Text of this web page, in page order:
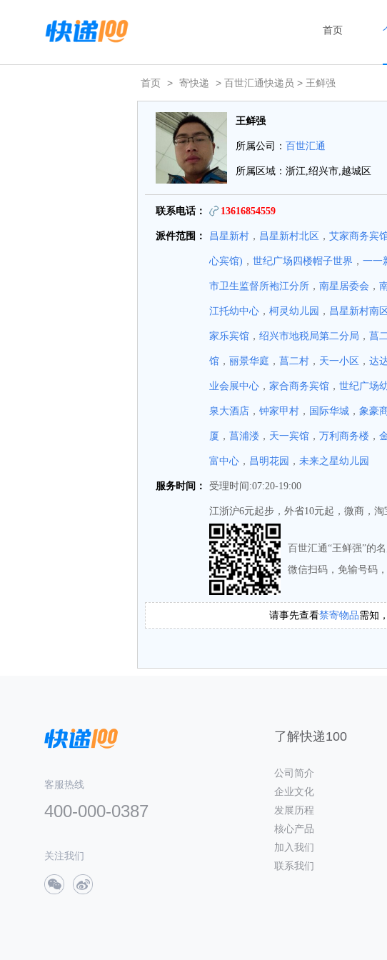
首页
首页 > 寄快递 > 百世汇通快递员 > 王鲜强
王鲜强
所属公司： 百世汇通
所属区域：浙江,绍兴市,越城区
联系电话： 13616854559
派件范围： 昌星新村 ， 昌星新村北区 ， 艾家商务宾
心宾馆) ， 世纪广场四楼帽子世界 ， 一一
市卫生监督所袍江分所 ， 南星居委会 ，
江托幼中心 ， 柯灵幼儿园 ， 昌星新村南区
家乐宾馆 ， 绍兴市地税局第二分局 ， 菖
馆 ， 丽景华庭 ， 菖二村 ， 天一小区 ， 达
业会展中心 ， 家合商务宾馆 ， 世纪广场
泉大酒店 ， 钟家甲村 ， 国际华城 ， 象豪
厦 ， 菖浦溇 ， 天一宾馆 ， 万利商务楼 ，
富中心 ， 昌明花园 ， 未来之星幼儿园
服务时间： 受理时间:07:20-19:00
江浙沪6元起步，外省10元起，微商，
百世汇通“王鲜强”的
微信扫码，免输号码
请事先查看禁寄物品需知
客服热线
400-000-0387
关注我们
了解快递100
公司简介
企业文化
发展历程
核心产品
加入我们
联系我们